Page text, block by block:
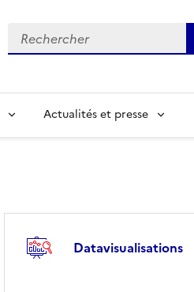
Rechercher
Input to search in solr server by keyword
Actualités et presse
Datavisualisations